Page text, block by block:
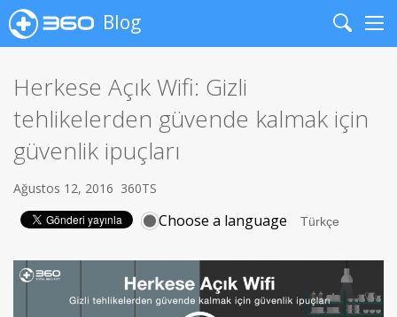
Blog
Search
Herkese Açık Wifi: Gizli
tehlikelerden güvende kalmak için
güvenlik ipuçları
Ağustos 12, 2016 360TS
Choose a language